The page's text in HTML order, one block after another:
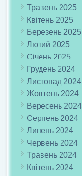
Травень 2025
Квітень 2025
Березень 2025
Лютий 2025
Січень 2025
Грудень 2024
Листопад 2024
Жовтень 2024
Вересень 2024
Серпень 2024
Липень 2024
Червень 2024
Травень 2024
Квітень 2024